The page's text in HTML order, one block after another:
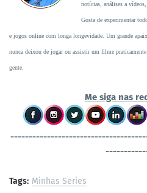
notícias, análises a
Gosta de experimentar
e jogos online com longa longevidade. Um grande
nunca deixou de jogar ou assistir um filme
gente.
Me siga nas
----------------------------------
Tags: Minhas Series